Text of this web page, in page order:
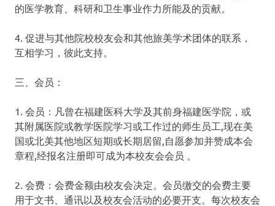
的医学教育、科研和卫生事业作力所能及的贡献。
4. 促进与其他院校校友会和其他旅美学术团体的联系，
互相学习，彼此支持。
三、会员：
1. 会员：凡曾在福建医科大学及其前身福建医学院，或
其附属医院或教学医院学习或工作过的师生员工,现在美
国或北美其他地区短期或长期居留,自愿参加并赞成本会
章程,经报名注册即可成为本校友会会员 。
2. 会费：会费金额由校友会决定。会员缴交的会费主要
用于文书、通讯以及校友会活动的必要开支。每次校友会